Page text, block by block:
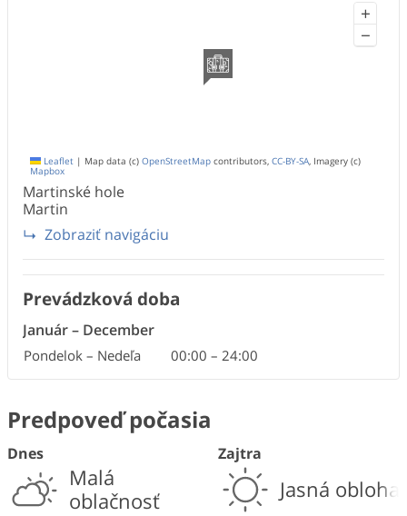
+
−
Leaflet | Map data (c) OpenStreetMap contributors, CC-BY-SA, Imagery (c)
Mapbox
Martinské hole
Martin
Zobraziť navigáciu
Prevádzková doba
Január– December
Pondelok – Nedeľa 00:00 – 24:00
Predpoveď počasia
Dnes
Malá
oblačnosť
Zajtra
Jasná obloha